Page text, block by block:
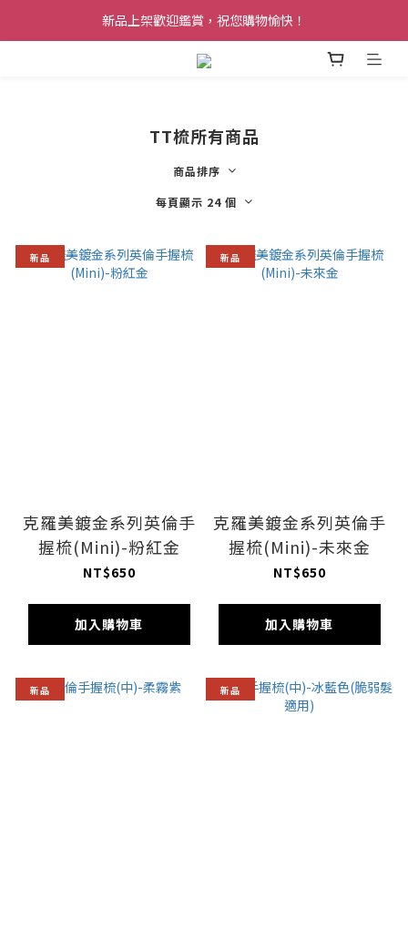
新品上架歡迎鑑賞，祝您購物愉快！
TT梳所有商品
商品排序
每頁顯示 24 個
新品
克羅美鍍金系列英倫手
握梳(Mini)-粉紅金
NT$650
加入購物車
新品
克羅美鍍金系列英倫手
握梳(Mini)-未來金
NT$650
加入購物車
新品 新品